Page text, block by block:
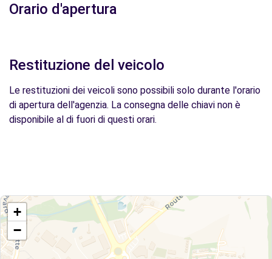
Orario d'apertura
Restituzione del veicolo
Le restituzioni dei veicoli sono possibili solo durante l'orario
di apertura dell'agenzia. La consegna delle chiavi non è
disponibile al di fuori di questi orari.
+
−